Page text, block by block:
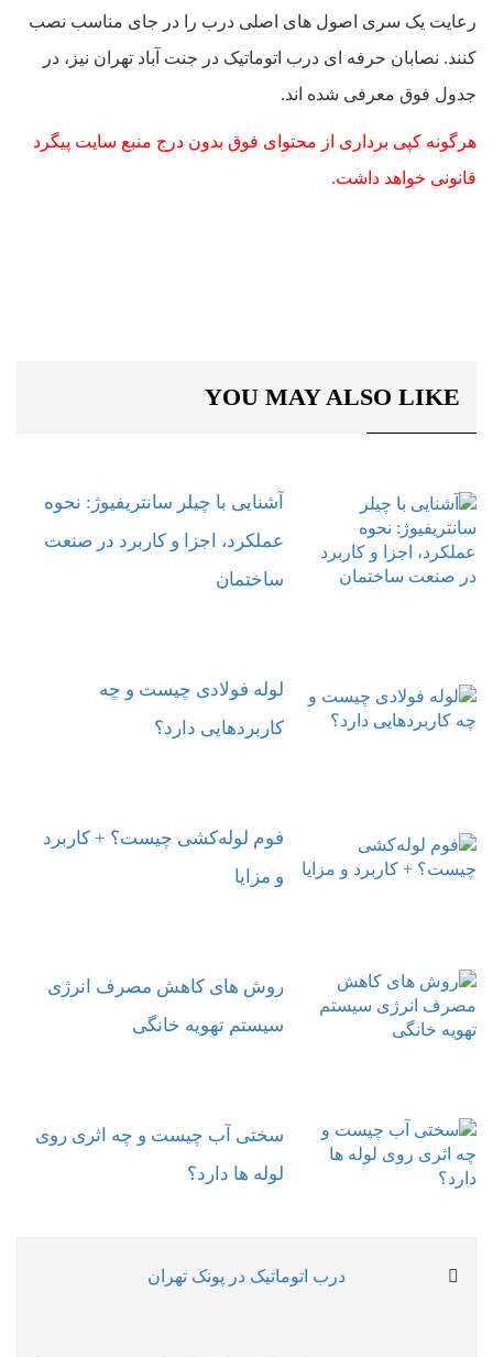
رعایت یک سری اصول های اصلی درب را در جای مناسب نصب
کنند. نصابان حرفه ای درب اتوماتیک در جنت آباد تهران نیز، در
جدول فوق معرفی شده اند.
هرگونه کپی برداری از محتوای فوق بدون درج منبع سایت پیگرد
قانونی خواهد داشت.
YOU MAY ALSO LIKE
آشنایی با چیلر سانتریفیوژ: نحوه
عملکرد، اجزا و کاربرد در صنعت
ساختمان
لوله فولادی چیست و چه
کاربردهایی دارد؟
فوم لوله‌کشی چیست؟ + کاربرد
و مزایا
روش های کاهش مصرف انرژی
سیستم تهویه خانگی
سختی آب چیست و چه اثری روی
لوله ها دارد؟
راهبری
Previous
درب اتوماتیک در پونک تهران